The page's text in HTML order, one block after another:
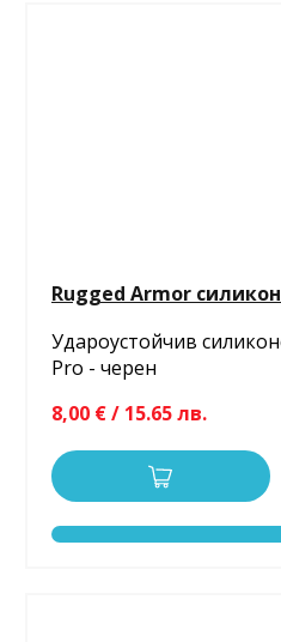
Rugged Armor
Удароустойчив
Pro - черен
8,00 € / 15.65 лв.